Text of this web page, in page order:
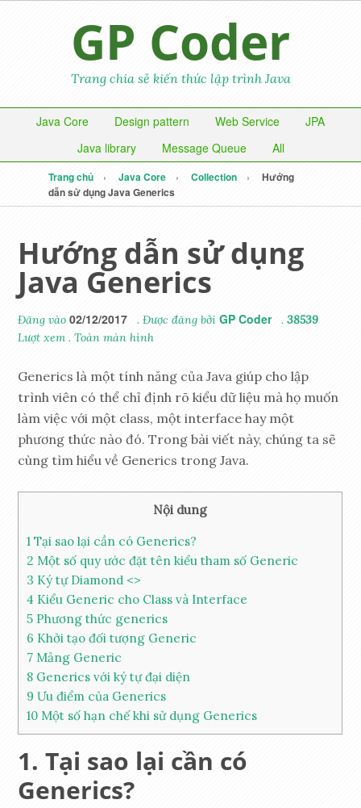
GP Coder
Trang chia sẻ kiến thức lập trình Java
Java Core Design pattern Web Service
JPA
Java library
Message Queue All
Trang chủ Java Core Collection
Hướng
dẫn sử dụng Java Generics
Hướng dẫn sử dụng
Java Generics
Đăng vào02/12/2017 . Được đăng bởiGP Coder .38539
Lượt xem .Toàn màn hình
Generics là một tính năng của Java giúp cho lập
trình viên có thể chỉ định rõ kiểu dữ liệu mà họ muốn
làm việc với một class, một interface hay một
phương thức nào đó. Trong bài viết này, chúng ta sẽ
cùng tìm hiểu về Generics trong Java.
Nội dung
1 Tại sao lại cần có Generics?
2 Một số quy ước đặt tên kiểu tham số Generic
3 Ký tự Diamond <>
4 Kiểu Generic cho Class và Interface
5 Phương thức generics
6 Khởi tạo đối tượng Generic
7 Mảng Generic
8 Generics với ký tự đại diện
9 Ưu điểm của Generics
10 Một số hạn chế khi sử dụng Generics
Tại sao lại cần có
Generics?